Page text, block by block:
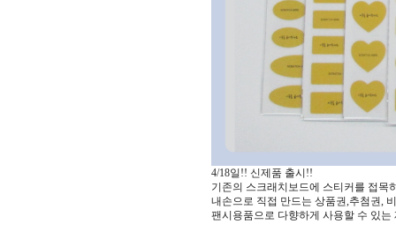
4/18일!! 신제품 출시!!
기존의 스크래치보드에 스티커를 접목
내손으로 직접 만드는 상품권,추첨권,
팬시용품으로 다향하게 사용할 수 있